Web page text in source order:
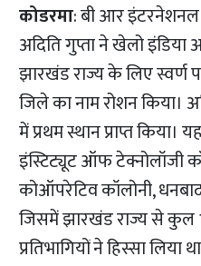
कोडरमा: बी आर इंटरनेशनल
अदिति गुप्ता ने खेलो इंडिया
झारखंड राज्य के लिए
जिले का नाम रोशन किया।
में प्रथम स्थान प्राप्त किया।
इंस्टिट्यूट ऑफ टेक्नोलॉजी
कोऑपरेटिव कॉलोनी,
जिसमें झारखंड राज्य से कुल
प्रतिभागियों ने हिस्सा लिया